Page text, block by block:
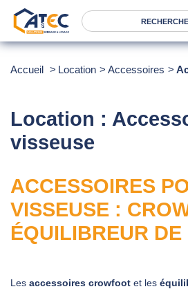
Nos agences
Atec
Accueil Location Accessoires
Location :
visseuse
ACCESSOIRES
VISSEUSE :
ÉQUILIBREUR
Les accessoires crowfoot et les